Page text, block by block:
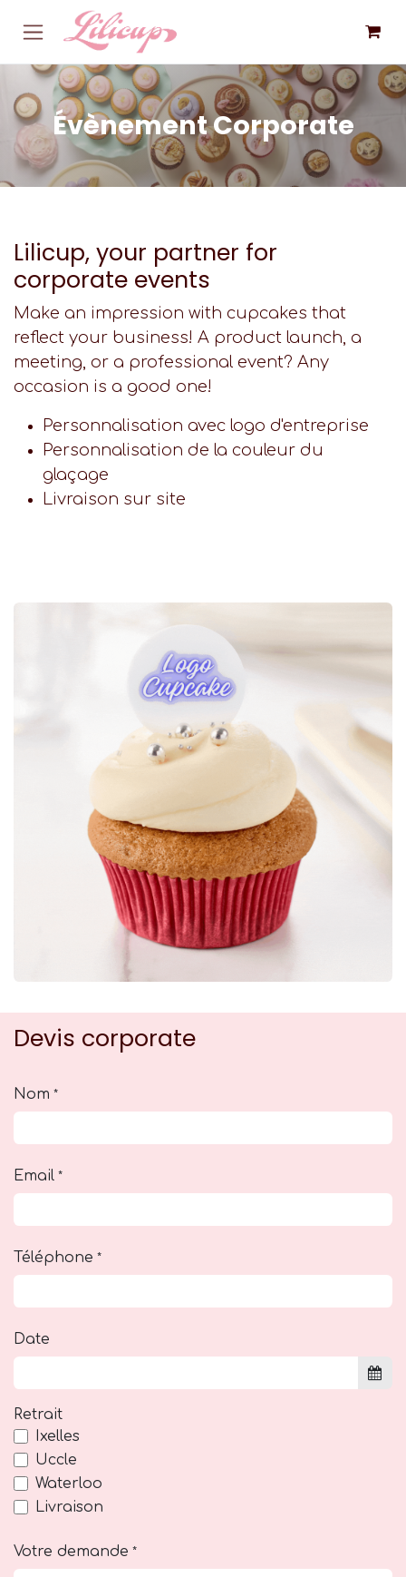
Skip to Content
ÉvènementCorporate
Lilicup, your partner for
corporate events
Make an impression with cupcakes that
reflect your business! A product launch, a
meeting, or a professional event? Any
occasion is a good one!
Personnalisation avec logo d'entreprise
Personnalisation de la couleur du
glaçage
Livraison sur site
Devis corporate
Nom *
Email *
Téléphone *
Date
Retrait
Ixelles
Uccle
Waterloo
Livraison
Votre demande *